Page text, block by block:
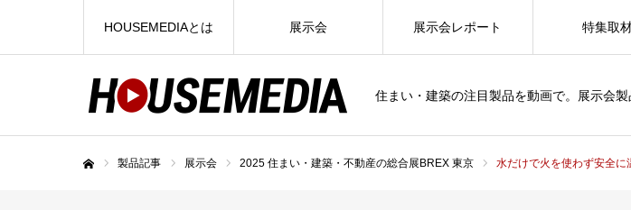
住まい・建築の注目製品を動画で。展示会製
HOUSEMEDIAとは 展示会 展示会レポート 特集取
製品記事 展示会 2025 住まい・建築・不動産の総合展BREX 東京 水だけで火を使わず安全